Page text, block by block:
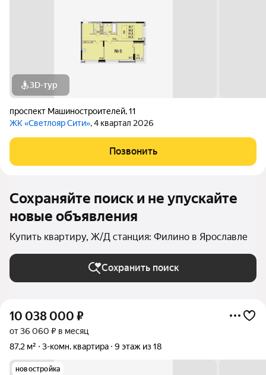
3D-тур
проспект Машиностроителей,11
ЖК «Светлояр Сити», 4 квартал 2026
Позвонить
Сохраняйте поиск и не упускайте
новые объявления
Купить квартиру, Ж/Д станция: Филино в Ярославле
Сохранить поиск
10 038 000 ₽
от 36 060 ₽ в месяц
87,2 м²
3-комн. квартира 9 этаж из 18
новостройка